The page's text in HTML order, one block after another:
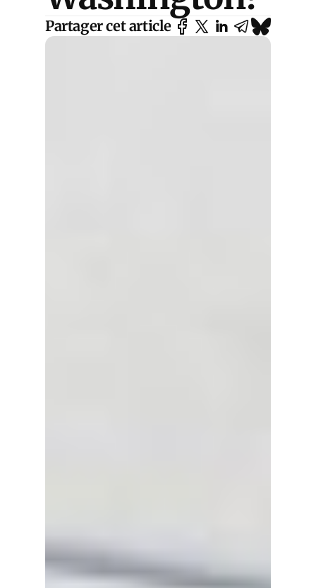
Partager cet article